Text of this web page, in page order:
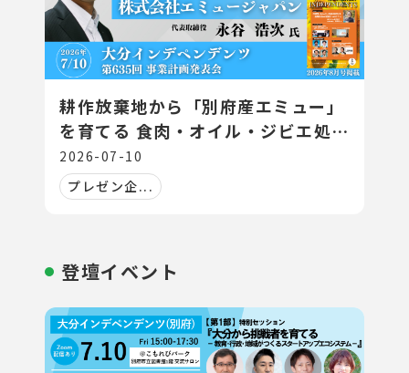
耕作放棄地から「別府産エミュー」
を育てる 食肉・オイル・ジビエ処理
をつなぐ地域循環型ビジネス
2026-07-10
プレゼン企...
登壇イベント